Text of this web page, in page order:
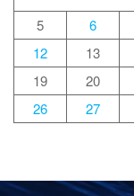
5
6
12
13
19
20
26
27